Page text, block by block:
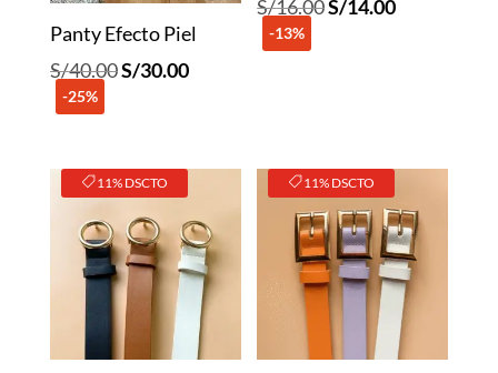
Panty Efecto Piel
S/40.00El
S/40.00.
S/30.00El
S/30.00.
-25%
S/16.00El
S/14.00El
-13%
11% DSCTO 11% DSCTO